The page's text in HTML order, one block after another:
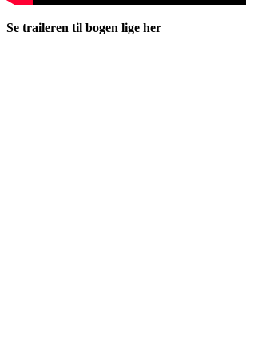
Se traileren til bogen lige her